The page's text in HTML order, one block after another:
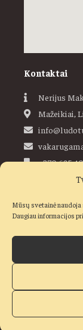
Mūsų svetainė
Daugiau informacijos
Kontaktai
Nerijus
Mažeikiai,
+370 685
Ludoturris
Visos teisės